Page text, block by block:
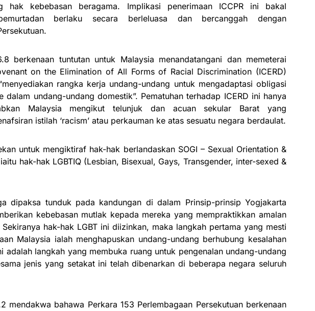
hak kebebasan beragama. Implikasi penerimaan ICCPR ini bakal
berlaku secara berleluasa dan bercanggah dengan
berkenaan tuntutan untuk Malaysia menandatangani dan memeterai
on the Elimination of All Forms of Racial Discrimination (ICERD)
rangka kerja undang-undang untuk mengadaptasi obligasi
dalam undang-undang domestik”. Pematuhan terhadap ICERD ini hanya
Malaysia mengikut telunjuk dan acuan sekular Barat yang
istilah ‘racism’ atau perkauman ke atas sesuatu negara berdaulat.
untuk mengiktiraf hak-hak berlandaskan SOGI – Sexual Orientation &
hak-hak LGBTIQ (Lesbian, Bisexual, Gays, Transgender, inter-sexed &
dipaksa tunduk pada kandungan di dalam Prinsip-prinsip Yogjakarta
kebebasan mutlak kepada mereka yang mempraktikkan amalan
hak-hak LGBT ini diizinkan, maka langkah pertama yang mesti
Malaysia ialah menghapuskan undang-undang berhubung kesalahan
adalah langkah yang membuka ruang untuk pengenalan undang-undang
jenis yang setakat ini telah dibenarkan di beberapa negara seluruh
mendakwa bahawa Perkara 153 Perlembagaan Persekutuan berkenaan